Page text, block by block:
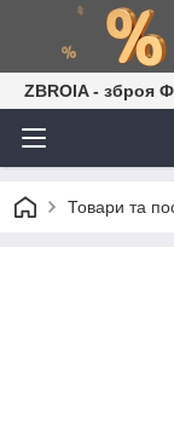
ZBROIA - зброя
Товари та